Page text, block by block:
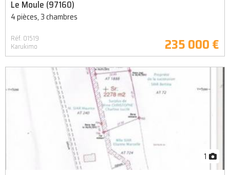
Le Moule (97160)
4 pièces, 3 chambres
Réf. 01519
Karukimo 235 000 €
1